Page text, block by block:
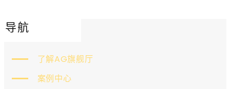
导航
了解AG旗舰厅
案例中心